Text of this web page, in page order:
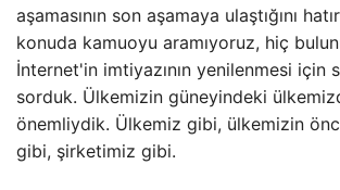
aşamasının son aşamaya ulaştığını
konuda kamuoyu aramıyoruz, hiç
İnternet'in imtiyazının yenilenmesi için
sorduk. Ülkemizin güneyindeki
önemliydik. Ülkemiz gibi, ülkemizin
gibi, şirketimiz gibi.